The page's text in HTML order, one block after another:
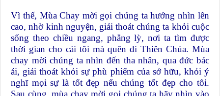
Vì thế, Mùa Chay mời gọi chúng ta hướng nhìn lên
cao, nhờ kinh nguyện, giải thoát chúng ta khỏi cuộc
sống theo chiều ngang, phẳng lỳ, nơi ta tìm được
thời gian cho cái tôi mà quên đi Thiên Chúa. Mùa
chay mời chúng ta nhìn đến tha nhân, qua đức bác
ái, giải thoát khỏi sự phù phiếm của sở hữu, khỏi ý
nghĩ mọi sự là tốt đẹp nếu chúng tốt đẹp cho tôi.
Sau cùng, mùa chay mời gọi chúng ta hãy nhìn vào